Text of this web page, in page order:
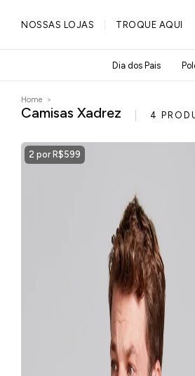
CONTEÚDO
NOSSAS LOJAS TROQUE AQUI
Dia dos Pais
Home >
Camisas Xadrez 4
2 por R$599